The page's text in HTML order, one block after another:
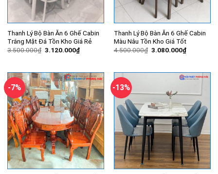
Thanh Lý Bộ Bàn Ăn 6 Ghế Cabin
Trắng Mặt Đá Tồn Kho Giá Rẻ
3.500.000₫ Giá
3.120.000₫Giá
hiện
3.120.000₫.
Thanh Lý Bộ Bàn Ăn 6 Ghế Cabin
Màu Nâu Tồn Kho Giá Tốt
4.500.000₫ Giá
3.080.000₫Giá
hiện
-7% -13%